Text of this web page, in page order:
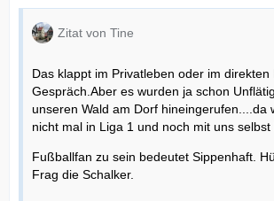
Zitat von Tine
Das klappt im Privatleben oder im direkten
Gespräch.Aber es wurden ja schon
unseren Wald am Dorf hineingerufen....da
nicht mal in Liga 1 und noch mit uns selbst
Fußballfan zu sein bedeutet Sippenhaft.
Frag die Schalker.